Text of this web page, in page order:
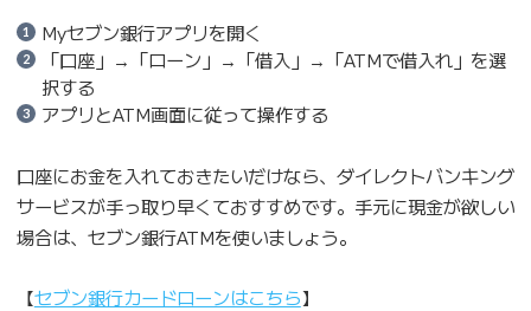
Myセブン銀行アプリを開く
「口座」→「ローン」→「借入」→「ATMで借入れ」を選
択する
アプリとATM画面に従って操作する
口座にお金を入れておきたいだけなら、ダイレクトバンキング
サービスが手っ取り早くておすすめです。手元に現金が欲しい
場合は、セブン銀行ATMを使いましょう。
【セブン銀行カードローンはこちら】